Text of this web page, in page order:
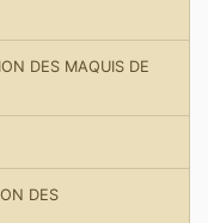
DES MAQUIS DE
DES